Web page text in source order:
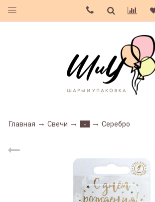
Главная Свечи - Серебро